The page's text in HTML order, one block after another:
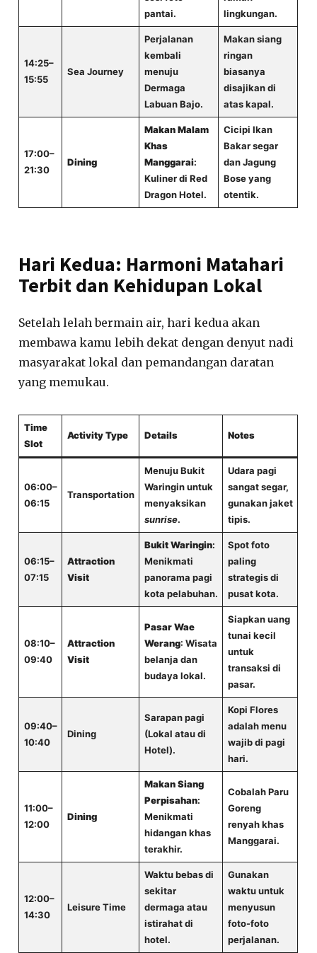
pantai.
lingkungan.
14:25–
15:55
Sea Journey
Perjalanan
kembali
menuju
Dermaga
Labuan Bajo.
Makan siang
ringan
biasanya
disajikan di
atas kapal.
17:00–
21:30
Dining
Makan Malam
Khas
Manggarai:
Kuliner di Red
Dragon Hotel.
Cicipi Ikan
Bakar segar
dan Jagung
Bose yang
otentik.
Hari Kedua: Harmoni Matahari
Terbit dan Kehidupan Lokal
Setelah lelah bermain air, hari kedua akan
membawa kamu lebih dekat dengan denyut nadi
masyarakat lokal dan pemandangan daratan
yang memukau.
Time
Slot
Activity Type Details Notes
06:00–
06:15
Transportation
Menuju Bukit
Waringin untuk
menyaksikan
sunrise.
Udara pagi
sangat segar,
gunakan jaket
tipis.
06:15–
07:15
Attraction
Visit
Bukit Waringin:
Menikmati
panorama pagi
kota pelabuhan.
Spot foto
paling
strategis di
pusat kota.
08:10–
09:40
Attraction
Visit
Pasar Wae
Werang: Wisata
belanja dan
budaya lokal.
Siapkan uang
tunai kecil
untuk
transaksi di
pasar.
09:40–
10:40
Dining
Sarapan pagi
(Lokal atau di
Hotel).
Kopi Flores
adalah menu
wajib di pagi
hari.
11:00–
12:00
Dining
Makan Siang
Perpisahan:
Menikmati
hidangan khas
terakhir.
Cobalah Paru
Goreng
renyah khas
Manggarai.
12:00–
14:30
Leisure Time
Waktu bebas di
sekitar
dermaga atau
istirahat di
hotel.
Gunakan
waktu untuk
menyusun
foto-foto
perjalanan.